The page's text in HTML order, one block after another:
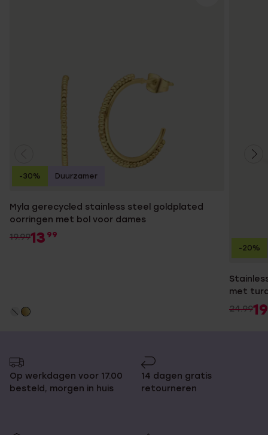
Myla gerecycled stainless steel goldplated
oorringen met bol voor dames
19.9913 99
-30% Duurzamer
met
24.9919
-20%
Op werkdagen voor 17.00
besteld, morgen in huis
14 dagen gratis
retourneren